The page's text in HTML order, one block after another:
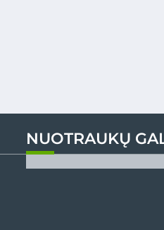
NUOTRAUKŲ